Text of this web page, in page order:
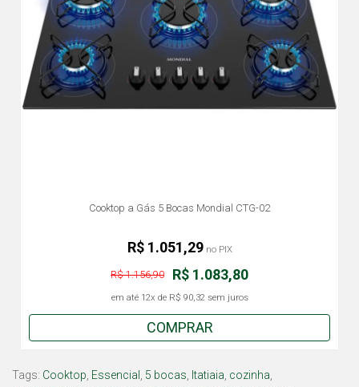
Cooktop a Gás 5 Bocas Mondial CTG-02
R$ 1.083,80
R$ 1.156,90
em até 12x de R$ 90,32sem juros
R$ 1.051,29no PIX
COMPRAR
Tags: Cooktop Essencial 5 bocas Itatiaia cozinha